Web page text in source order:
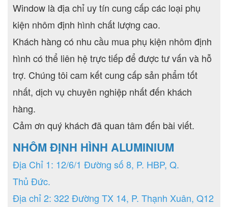
Window là địa chỉ uy tín cung cấp các loại phụ
kiện nhôm định hình chất lượng cao.
Khách hàng có nhu cầu mua phụ kiện nhôm định
hình có thể liên hệ trực tiếp để được tư vấn và hỗ
trợ. Chúng tôi cam kết cung cấp sản phẩm tốt
nhất, dịch vụ chuyên nghiệp nhất đến khách
hàng.
Cảm ơn quý khách đã quan tâm đến bài viết.
NHÔM ĐỊNH HÌNH ALUMINIUM
Địa Chỉ 1: 12/6/1 Đường số 8, P. HBP, Q.
Thủ Đức.
Địa chỉ 2: 322 Đường TX 14, P. Thạnh Xuân, Q12